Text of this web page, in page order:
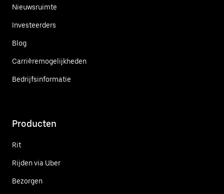
Nieuwsruimte
Investeerders
Blog
Carrièremogelijkheden
Bedrijfsinformatie
Producten
Rit
Rijden via Uber
Bezorgen